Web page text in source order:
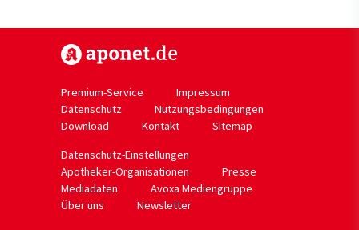
Premium-Service
Impressum
Datenschutz
Nutzungsbedingungen
Download
Kontakt
Sitemap
Datenschutz-Einstellungen
Apotheker-Organisationen
Presse
Mediadaten
Avoxa Mediengruppe
Über uns
Newsletter